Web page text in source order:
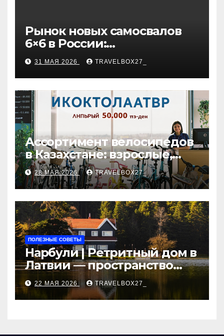
Рынок новых самосвалов
6×6 в России:
характеристики и цены
31 МАЯ 2026 TRAVELBOX27_
Ассортимент велосипедов
в Казахстане: взрослые,
детские и городские
модели, ценовые
категории и варианты
рассрочки
28 МАЯ 2026 TRAVELBOX27_
ПОЛЕЗНЫЕ СОВЕТЫ
Нарбули | Ретритный дом в
Латвии — пространство
для саморазвития и
восстановления
22 МАЯ 2026 TRAVELBOX27_